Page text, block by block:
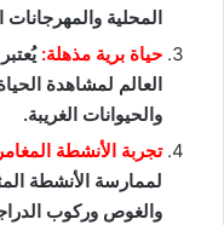
المحلية والمهرجانات
حياة برية مذهلة:
العالم لمشاهدة
والحيوانات الغريبة.
تجربة الأنشطة
لممارسة الأنشطة
والغوص وركوب